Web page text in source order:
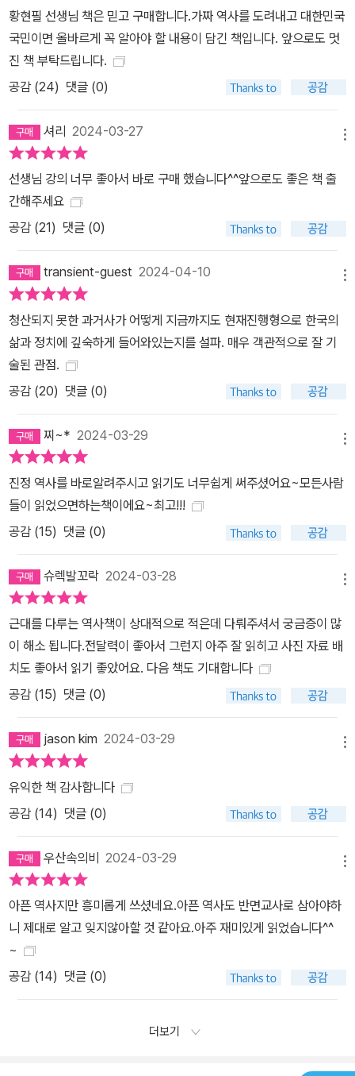
황현필 선생님 책은 믿고 구매합니다.가짜 역사를 도려내고 대한민국
국민이면 올바르게 꼭 알아야 할 내용이 담긴 책입니다. 앞으로도 멋
진 책 부탁드립니다.
공감 (24) 댓글 (0)
셔리 2024-03-27
선생님 강의 너무 좋아서 바로 구매 했습니다^^앞으로도 좋은 책 출
간해주세요
공감 (21) 댓글 (0)
transient-guest 2024-04-10
청산되지 못한 과거사가 어떻게 지금까지도 현재진행형으로 한국의
삶과 정치에 깊숙하게 들어와있는지를 설파. 매우 객관적으로 잘 기
술된 관점.
공감 (20) 댓글 (0)
찌~* 2024-03-29
진정 역사를 바로알려주시고 읽기도 너무쉽게 써주셨어요~모든사람
들이 읽었으면하는책이에요~최고!!!
공감 (15) 댓글 (0)
슈렉발꼬락 2024-03-28
근대를 다루는 역사책이 상대적으로 적은데 다뤄주셔서 궁금증이 많
이 해소 됩니다.전달력이 좋아서 그런지 아주 잘 읽히고 사진 자료 배
치도 좋아서 읽기 좋았어요. 다음 책도 기대합니다
공감 (15) 댓글 (0)
jason kim 2024-03-29
유익한 책 감사합니다
공감 (14) 댓글 (0)
우산속의비 2024-03-29
아픈 역사지만 흥미롭게 쓰셨네요.아픈 역사도 반면교사로 삼아야하
니 제대로 알고 잊지않아할 것 같아요.아주 재미있게 읽었습니다^^
~
공감 (14) 댓글 (0)
더보기